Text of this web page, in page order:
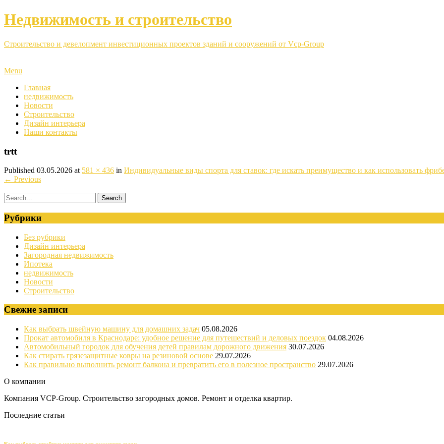
Недвижимость и строительство
Строительство и девелопмент инвестиционных проектов зданий и сооружений от Vcp-Group
Menu
Главная
недвижимость
Новости
Строительство
Дизайн интерьера
Наши контакты
trtt
Published 03.05.2026 at 581 × 436 in Индивидуальные виды спорта для ставок: где искать преимущество и как использовать
← Previous
Рубрики
Без рубрики
Дизайн интерьера
Загородная недвижимость
Ипотека
недвижимость
Новости
Строительство
Свежие записи
Как выбрать швейную машину для домашних задач 05.08.2026
Прокат автомобиля в Краснодаре: удобное решение для путешествий и деловых поездок 04.08.2026
Автомобильный городок для обучения детей правилам дорожного движения 30.07.2026
Как стирать грязезащитные ковры на резиновой основе 29.07.2026
Как правильно выполнить ремонт балкона и превратить его в полезное пространство 29.07.2026
О компании
Компания VCP-Group. Строительство загородных домов. Ремонт и отделка квартир.
Последние статьи